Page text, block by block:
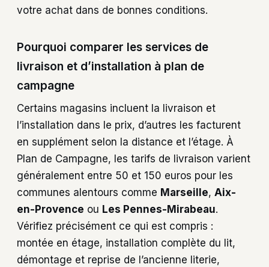
votre achat dans de bonnes conditions.
Pourquoi comparer les services de
livraison et d’installation à plan de
campagne
Certains magasins incluent la livraison et
l’installation dans le prix, d’autres les facturent
en supplément selon la distance et l’étage. À
Plan de Campagne, les tarifs de livraison varient
généralement entre 50 et 150 euros pour les
communes alentours comme Marseille, Aix-
en-Provence ou Les Pennes-Mirabeau.
Vérifiez précisément ce qui est compris :
montée en étage, installation complète du lit,
démontage et reprise de l’ancienne literie,